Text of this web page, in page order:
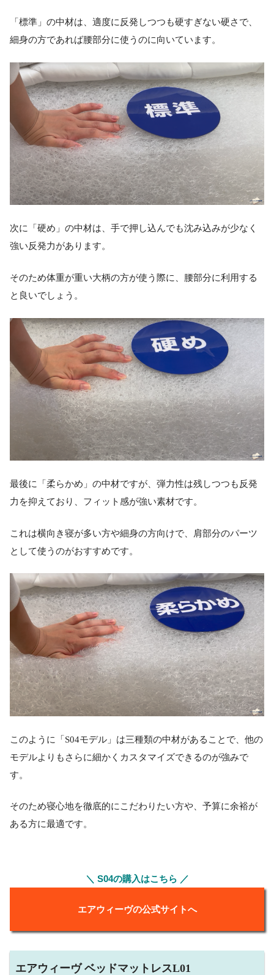
「標準」の中材は、適度に反発しつつも硬すぎない硬さで、
細身の方であれば腰部分に使うのに向いています。
次に「硬め」の中材は、手で押し込んでも沈み込みが少なく
強い反発力があります。
そのため体重が重い大柄の方が使う際に、腰部分に利用する
と良いでしょう。
最後に「柔らかめ」の中材ですが、弾力性は残しつつも反発
力を抑えており、フィット感が強い素材です。
これは横向き寝が多い方や細身の方向けで、肩部分のパーツ
として使うのがおすすめです。
このように「S04モデル」は三種類の中材があることで、他の
モデルよりもさらに細かくカスタマイズできるのが強みで
す。
そのため寝心地を徹底的にこだわりたい方や、予算に余裕が
ある方に最適です。
＼ S04の購入はこちら ／
エアウィーヴの公式サイトへ
エアウィーヴ ベッドマットレスL01